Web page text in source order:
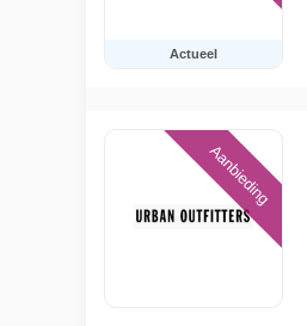
Actueel
Aanbieding